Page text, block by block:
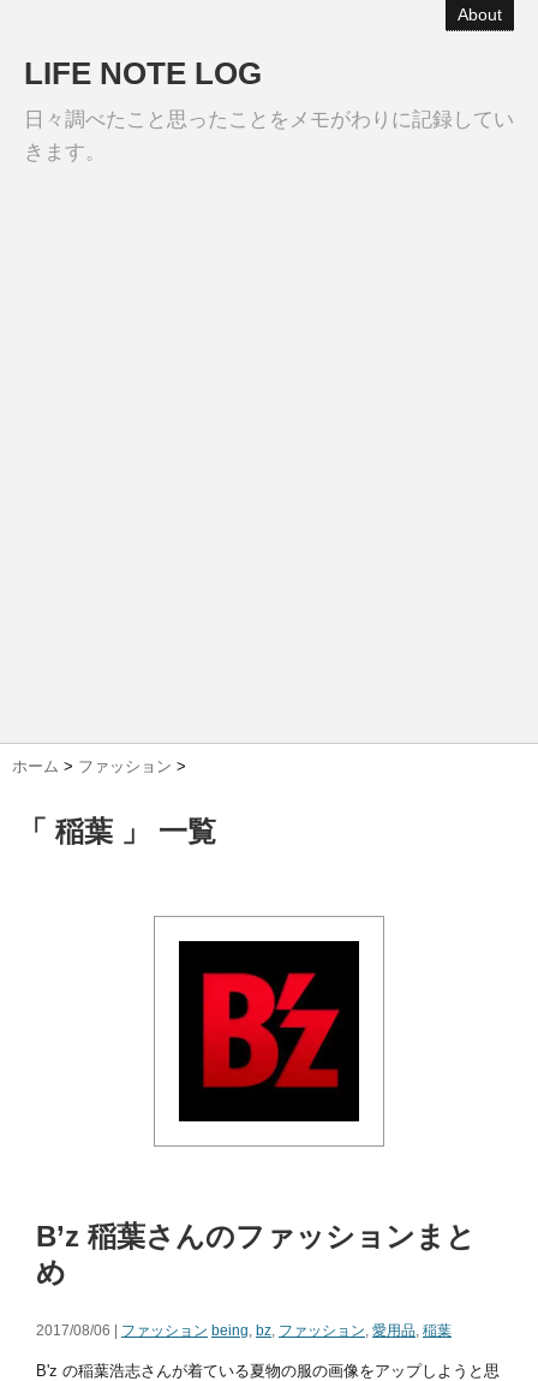
About
LIFE NOTE LOG
日々調べたこと思ったことをメモがわりに記録してい
きます。
ホーム > ファッション >
「 稲葉 」 一覧
B’z 稲葉さんのファッションまと
め
2017/08/06 | ファッション being, bz, ファッション, 愛用品, 稲葉
B'z の稲葉浩志さんが着ている夏物の服の画像をアップしようと思